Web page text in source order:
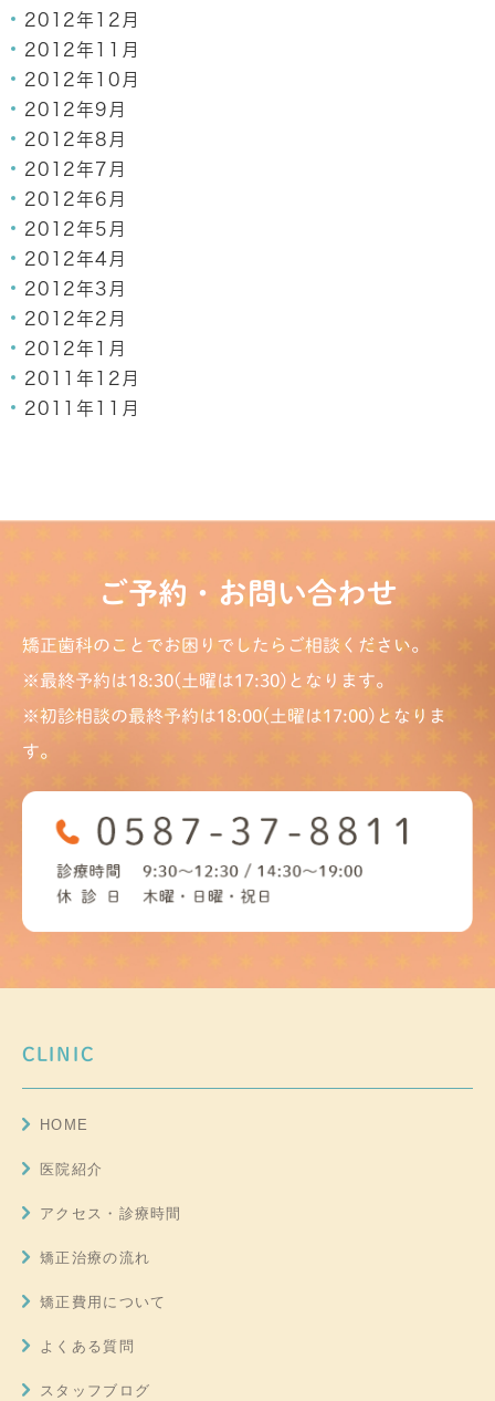
2012年12月
2012年11月
2012年10月
2012年9月
2012年8月
2012年7月
2012年6月
2012年5月
2012年4月
2012年3月
2012年2月
2012年1月
2011年12月
2011年11月
ご予約・お問い合わせ
矯正歯科のことでお困りでしたらご相談ください。
※最終予約は18:30(土曜は17:30)となります。
※初診相談の最終予約は18:00(土曜は17:00)となりま
す。
CLINIC
HOME
医院紹介
アクセス・診療時間
矯正治療の流れ
矯正費用について
よくある質問
スタッフブログ